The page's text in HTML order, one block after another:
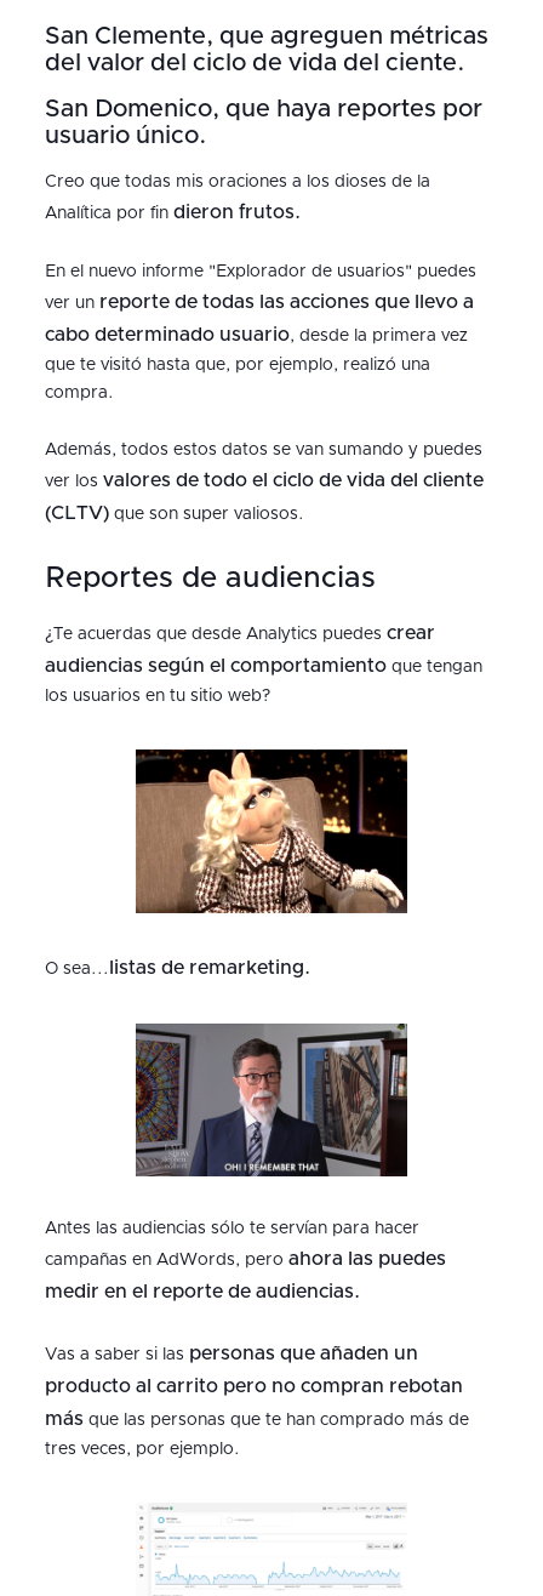
San Clemente, que agreguen métricas
del valor del ciclo de vida del ciente.
San Domenico, que haya reportes por
usuario único.
Creo que todas mis oraciones a los dioses de la
Analítica por fin dieron frutos.
En el nuevo informe "Explorador de usuarios" puedes
ver un reporte de todas las acciones que llevo a
cabo determinado usuario, desde la primera vez
que te visitó hasta que, por ejemplo, realizó una
compra.
Además, todos estos datos se van sumando y puedes
ver los valores de todo el ciclo de vida del cliente
(CLTV)que son super valiosos.
Reportes de audiencias
¿Te acuerdas que desde Analytics puedes crear
audiencias según el comportamientoque tengan
los usuarios en tu sitio web?
O sea... listas de remarketing.
Antes las audiencias sólo te servían para hacer
campañas en AdWords, pero ahora las puedes
medir en el reporte de audiencias.
Vas a saber si las personas que añaden un
producto al carrito pero no compran rebotan
más que las personas que te han comprado más de
tres veces, por ejemplo.